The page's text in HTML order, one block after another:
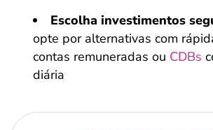
Escolha investimentos
opte por alternativas com
contas remuneradas ou CDBs
diária